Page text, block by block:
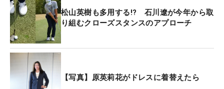
松山英樹も多用する!? 石川遼が今年から取
り組むクローズスタンスのアプローチ
【写真】原英莉花がドレスに着替えたら